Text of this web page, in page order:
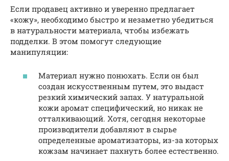
Если продавец активно и уверенно предлагает
«кожу», необходимо быстро и незаметно убедиться
в натуральности материала, чтобы избежать
подделки. В этом помогут следующие
манипуляции:
Материал нужно понюхать. Если он был
создан искусственным путем, это выдаст
резкий химический запах. У натуральной
кожи аромат специфический, но никак не
отталкивающий. Хотя, сегодня некоторые
производители добавляют в сырье
определенные ароматизаторы, из-за которых
кожзам начинает пахнуть более естественно.